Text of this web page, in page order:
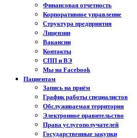
Финансовая отчетность
Корпоративное управление
Структура предприятия
Лицензии
Вакансии
Контакты
СПП и ВЭ
Мы на Facebook
Пациентам
Запись на приём
График работы специалистов
Обслуживаемая территория
Электронное правительство
Права услугополучателей
Государственные закупки